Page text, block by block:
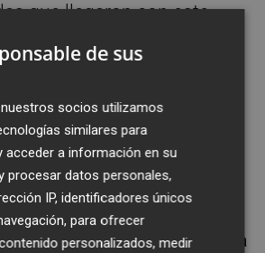
que llegaron con este
y Sudáfrica anunció
de septiembre que dejaba
de las zonas en que está
que llegan
¿Se están tomando
la entrada de estas
Europea? ¿Cómo afectan a
de sus
socios utilizamos
similares para
acceder a información en su
procesar datos personales,
IP, identificadores únicos
para ofrecer
personalizados, medir